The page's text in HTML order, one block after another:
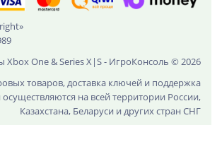
Xbox One & Series X|S - ИгроКонсоль © 2026
товаров, доставка ключей и поддержка
осуществляются на всей территории России,
Казахстана, Беларуси и других стран СНГ